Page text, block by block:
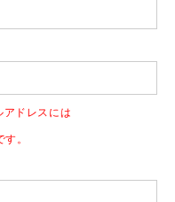
アドレスには
。